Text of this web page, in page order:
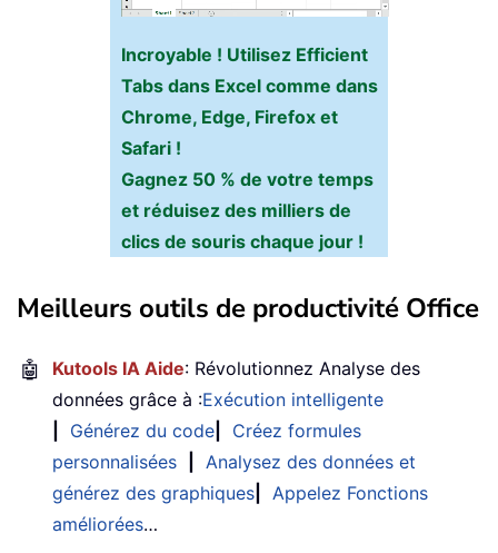
End With
Incroyable ! Utilisez Efficient
Tabs dans Excel comme dans
Chrome, Edge, Firefox et
Safari !
Gagnez 50 % de votre temps
et réduisez des milliers de
clics de souris chaque jour !
Meilleurs outils de productivité Office
🤖 Kutools IA Aide: Révolutionnez Analyse des
données grâce à :Exécution intelligente
Générez du code
Créez formules
personnalisées
Analysez des données et
générez des graphiques
Appelez Fonctions
améliorées…